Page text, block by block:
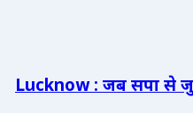
Lucknow : जब सपा से